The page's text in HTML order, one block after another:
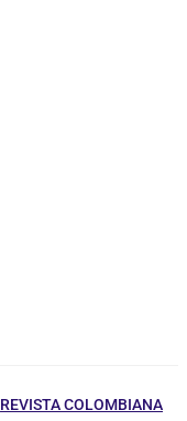
REVISTA COLOMBIANA